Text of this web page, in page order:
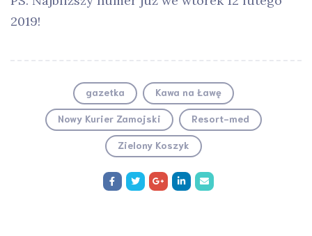
2019!
gazetka Kawa na Ławę
Nowy Kurier Zamojski Resort-med
Zielony Koszyk